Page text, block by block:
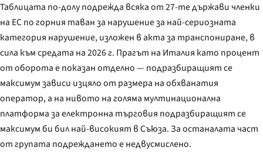
Таблицата по-долу подрежда всяка от 27-те държави членки
на ЕС по горния таван за нарушение за най-сериозната
категория нарушение, изложен в акта за транспониране, в
сила към средата на 2026 г. Прагът на Италия като процент
от оборота е показан отделно — подразбиращият се
максимум зависи изцяло от размера на обхванатия
оператор, а на нивото на голяма мултинационална
платформа за електронна търговия подразбиращият се
максимум би бил най-високият в Съюза. За останалата част
от групата подреждането е недвусмислено.